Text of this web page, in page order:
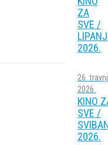
ZA
SVE /
LIPANJ
2026.
26.
2026.
KINO
SVE /
2026.